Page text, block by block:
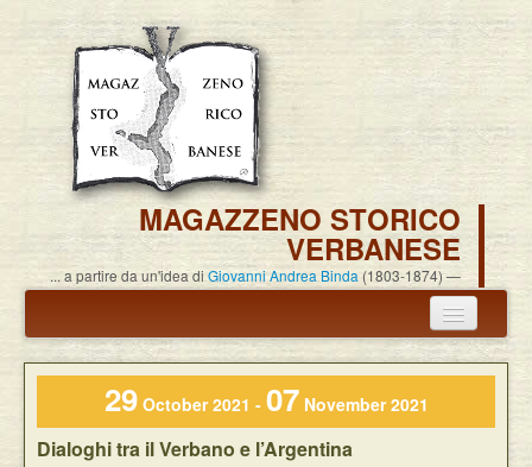
MAGAZZENO STORICO
VERBANESE
... a partire da un'idea di Giovanni Andrea Binda (1803-1874)
Annuncio termine attività
Carlo Alessandro Pisoni
Associazione
29October 2021 - 07 November 2021
Dialoghi tra il Verbano e l’Argentina